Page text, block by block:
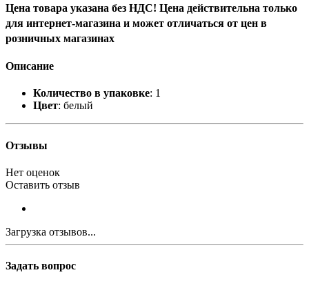
Цена товара указана без НДС! Цена действительна только
для интернет-магазина и может отличаться от цен в
розничных магазинах
Описание
Количество в упаковке: 1
Цвет: белый
Отзывы
Нет оценок
Оставить отзыв
Загрузка отзывов...
Задать вопрос